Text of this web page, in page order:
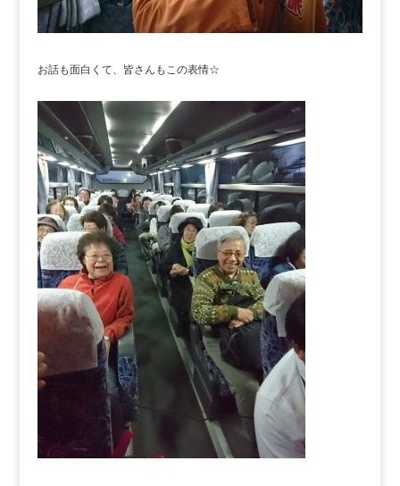
お話も面白くて、皆さんもこの表情☆